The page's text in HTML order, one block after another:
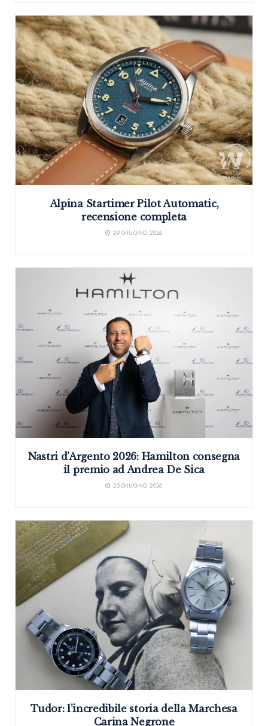
Alpina Startimer Pilot Automatic,
recensione completa
29 GIUGNO 2026
Nastri d’Argento 2026: Hamilton consegna
il premio ad Andrea De Sica
25 GIUGNO 2026
Tudor: l’incredibile storia della Marchesa
Carina Negrone